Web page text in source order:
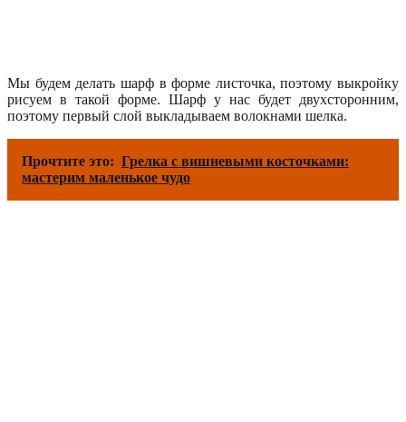
Мы будем делать шарф в форме листочка, поэтому выкройку
рисуем в такой форме. Шарф у нас будет двухсторонним,
поэтому первый слой выкладываем волокнами шелка.
Прочтите это: Грелка с вишневыми косточками:
мастерим маленькое чудо